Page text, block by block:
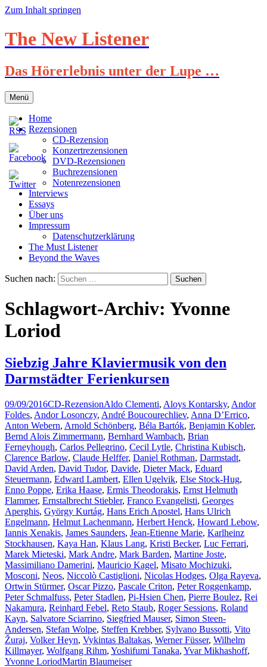
Zum Inhalt springen
The New Listener
Das Hörerlebnis unter der Lupe …
Menü
Home
Rezensionen
CD-Rezension
Konzertrezensionen
DVD-Rezensionen
Buchrezensionen
Notenrezensionen
Interviews
Essays
Über uns
Impressum
Datenschutzerklärung
The Must Listener
Beyond the Waves
Suchen nach:
Schlagwort-Archiv: Yvonne
Loriod
Siebzig Jahre Klaviermusik von den
Darmstädter Ferienkursen
09/09/2016CD-RezensionAldo Clementi, Aloys Kontarsky, Andor
Foldes, Andor Losonczy, André Boucourechliev, Anna D’Errico,
Anton Webern, Arnold Schönberg, Béla Bartók, Benjamin Kobler,
Bernd Alois Zimmermann, Bernhard Wambach, Brian
Ferneyhough, Carlos Pellegrino, Cecil Lytle, Christina Kubisch,
Clarence Barlow, Claude Helffer, Daniel Rothman, Darmstadt,
David Arden, David Tudor, Davide, Dieter Mack, Eduard
Steuermann, Edward Lambert, Ellen Ugelvik, Else Stock-Hug,
Enno Poppe, Erika Haase, Ermis Theodorakis, Ernst Helmuth
Flammer, Ernstalbrecht Stiebler, Franco Evangelisti, Georges
Aperghis, György Kurtág, Hans Erich Apostel, Hans Ulrich
Engelmann, Helmut Lachenmann, Herbert Henck, Howard Lebow,
Iannis Xenakis, James Saunders, Jean-Etienne Marie, Karlheinz
Stockhausen, Kaya Han, Klaus Lang, Kristi Becker, Luc Ferrari,
Marek Mieteski, Mark Andre, Mark Barden, Martine Joste,
Massimiliano Damerini, Mauricio Kagel, Misato Mochizuki,
Mosconi, Neos, Niccolò Castiglioni, Nicolas Hodges, Olga Rayeva,
Ortwin Stürmer, Oscar Pizzo, Pascale Criton, Peter Roggenkamp,
Peter Schmalfuss, Peter Stadlen, Pi-Hsien Chen, Pierre Boulez, Rei
Nakamura, Reinhard Febel, Reto Staub, Roger Sessions, Roland
Kayn, Salvatore Sciarrino, Siegfried Mauser, Simon Steen-
Andersen, Stefan Wolpe, Steffen Krebber, Sylvano Bussotti, Vito
Žuraj, Volker Heyn, Vykintas Baltakas, Werner Füsser, Wilhelm
Killmayer, Wolfgang Rihm, Yoshifumi Tanaka, Yvar Mikhashoff,
Yvonne LoriodMartin Blaumeiser